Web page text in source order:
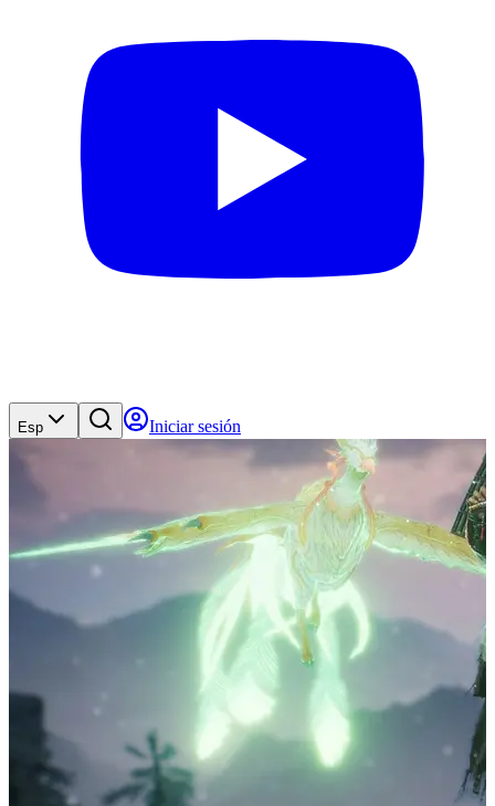
Esp Iniciar sesión